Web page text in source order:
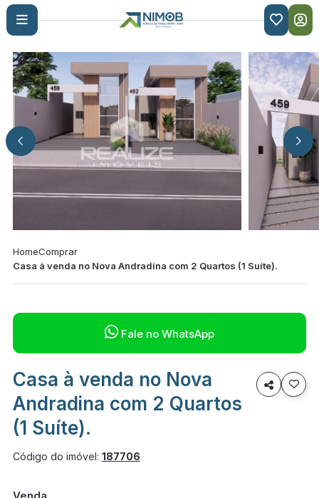

HomeComprar
Casa à venda no Nova Andradina com 2 Quartos (1 Suíte).
 Fale no WhatsApp
Casa à venda no Nova
Andradina com 2 Quartos
(1 Suíte).

Código do imóvel: 187706